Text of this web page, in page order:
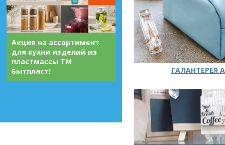
Акция на ассортимент
для кухни изделий из
пластмассы ТМ
Бытпласт!
ГАЛАНТЕРЕЯ